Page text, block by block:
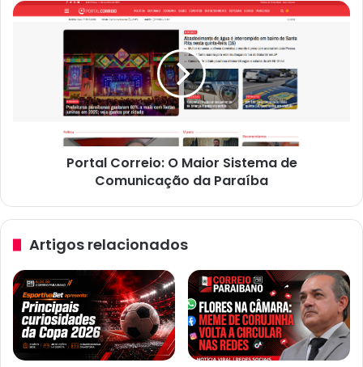
Portal
Comunicação
Portal Correio: O Maior Sistema de
Comunicação da Paraíba
Artigos relacionados